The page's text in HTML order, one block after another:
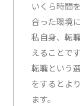
いくら時間
合った環境
私自身、転
えることで
転職という
をするとよ
ます。